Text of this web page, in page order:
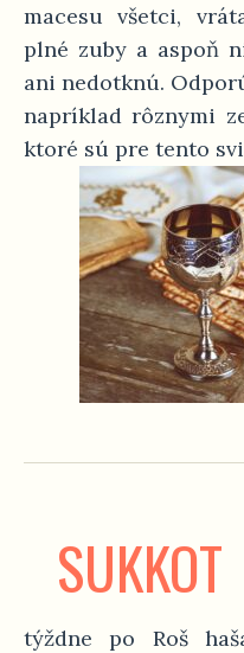
macesu všetci,
plné zuby a aspoň
ani nedotknú.
napríklad rôznymi
ktoré sú pre tento
SUKKOT
týždne po Roš